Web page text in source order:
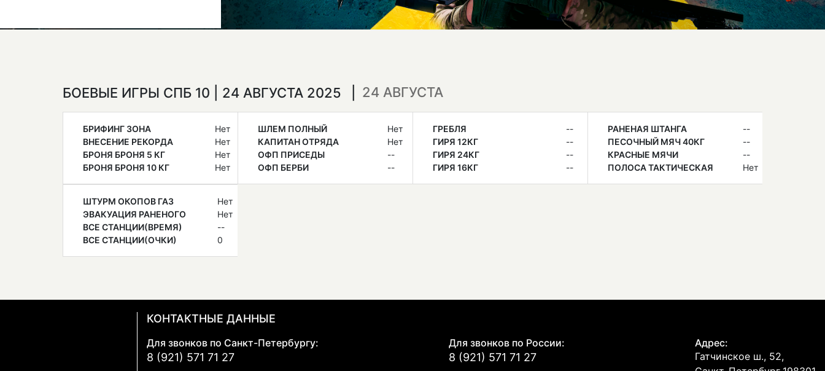
БОЕВЫЕ ИГРЫ СПБ 10 | 24 АВГУСТА 2025 24 АВГУСТА
БРИФИНГ ЗОНА
Нет
ВНЕСЕНИЕ РЕКОРДА
Нет
БРОНЯ БРОНЯ 5 КГ
Нет
БРОНЯ БРОНЯ 10 КГ
Нет
ШЛЕМ ПОЛНЫЙ
Нет
КАПИТАН ОТРЯДА
Нет
ОФП ПРИСЕДЫ
--
ОФП БЕРБИ
--
ГРЕБЛЯ
--
ГИРЯ 12КГ
--
ГИРЯ 24КГ
--
ГИРЯ 16КГ
--
РАНЕНАЯ ШТАНГА
--
ПЕСОЧНЫЙ МЯЧ 40КГ
--
КРАСНЫЕ МЯЧИ
--
ПОЛОСА ТАКТИЧЕСКАЯ
Нет
ШТУРМ ОКОПОВ ГАЗ
Нет
ЭВАКУАЦИЯ РАНЕНОГО
Нет
ВСЕ СТАНЦИИ(ВРЕМЯ)
--
ВСЕ СТАНЦИИ(ОЧКИ)
0
КОНТАКТНЫЕ ДАННЫЕ
Для звонков по Санкт-Петербургу:
8 (921) 571 71 27
Для звонков по России:
8 (921) 571 71 27
Адрес:
Гатчинское ш., 52,